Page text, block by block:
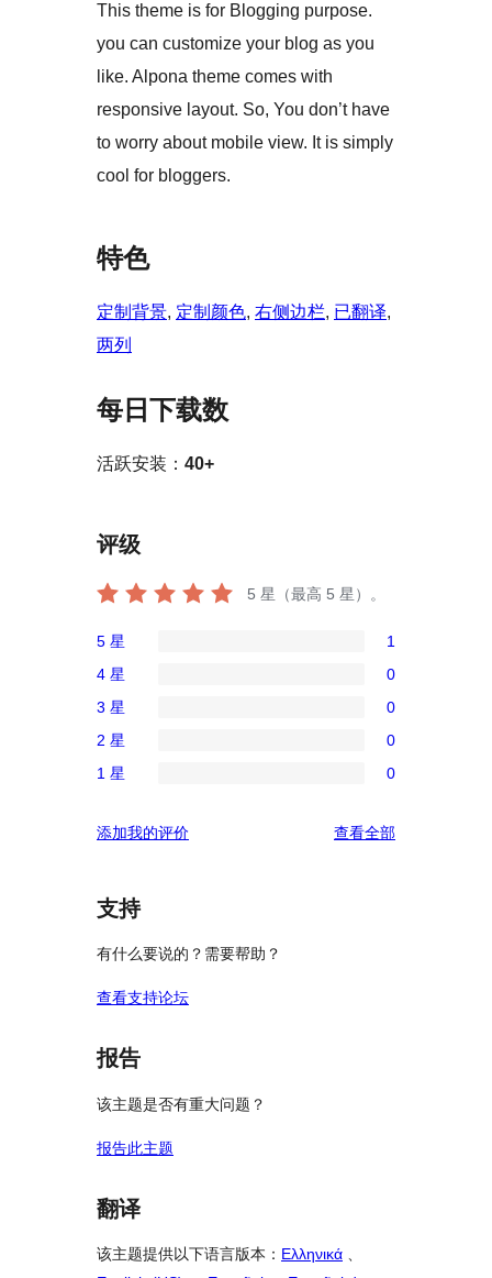
This theme is for Blogging purpose.
you can customize your blog as you
like. Alpona theme comes with
responsive layout. So, You don’t have
to worry about mobile view. It is simply
cool for bloggers.
特色
定制背景, 定制颜色, 右侧边栏, 已翻译
两列
每日下载数
活跃安装： 40+
评级
5 星（最高 5 星）。
条
5
星
评
5 星 1
条
4
星
价
4 星 0
条
3
评
3 星 0
条
星
价
2 星 0
1
评
1 星 0
添加我的评价 查看全部评
支持
有什么要说的？需要帮助？
查看支持论坛
报告
该主题是否有重大问题？
报告此主题
翻译
该主题提供以下语言版本： Ελληνικά 、